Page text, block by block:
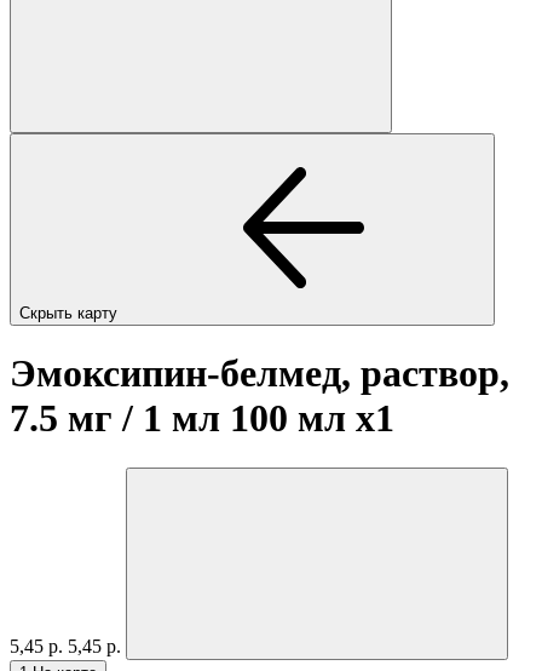
Скрыть карту
Эмоксипин-белмед, раствор,
7.5 мг / 1 мл 100 мл x1
5,45 р. 5,45 р.